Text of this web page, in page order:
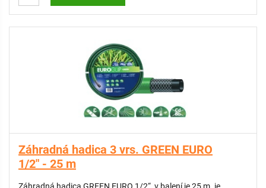
Vyrobená z PVC novej generácie bez toxických látok
Odolná voči UV žiareniu a pružná aj pri nízkych teplotách
Maximálny tlak až 30 bar – vysoká odolnosť voči tlaku vody
Hadica sa ľahko zroluje a je vhodná na navíjanie na bubny a
Príjemná na manipuláciu
KATEGÓRIA: Professional
Záhradná hadica 3 vrs. GREEN EURO
1/2" - 25 m